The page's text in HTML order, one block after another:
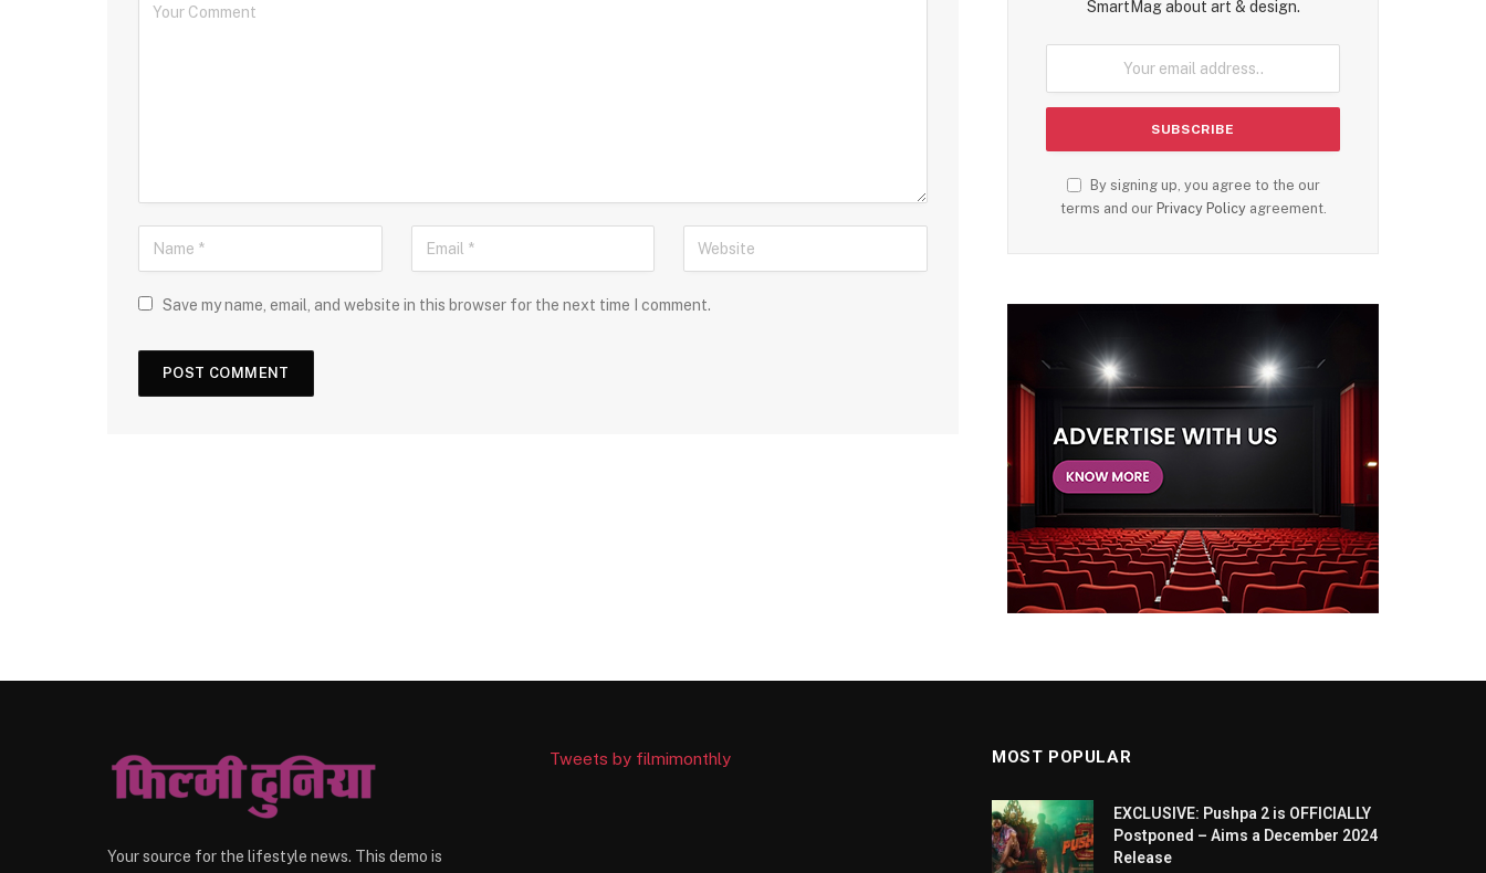
Save my name, email, and website in this browser for the next time I comment.
SmartMag about art & design.
By signing up, you agree to the our
terms and our Privacy Policyagreement.
Your source for the lifestyle news. This demo is
Tweets by filmimonthly MOST POPULAR
EXCLUSIVE: Pushpa 2 is OFFICIALLY
Postponed – Aims a December 2024
Release